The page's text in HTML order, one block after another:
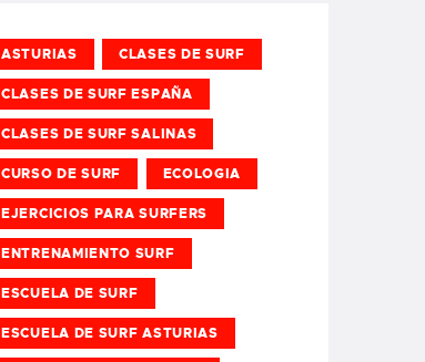
ASTURIAS CLASES DE SURF
CLASES DE SURF ESPAÑA
CLASES DE SURF SALINAS
CURSO DE SURF ECOLOGIA
EJERCICIOS PARA SURFERS
ENTRENAMIENTO SURF
ESCUELA DE SURF
ESCUELA DE SURF ASTURIAS